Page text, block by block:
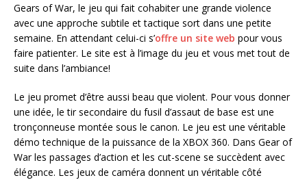
Gears of War, le jeu qui fait cohabiter une grande violence
avec une approche subtile et tactique sort dans une petite
semaine. En attendant celui-ci s’offre un site web pour vous
faire patienter. Le site est à l’image du jeu et vous met tout de
suite dans l’ambiance!
Le jeu promet d’être aussi beau que violent. Pour vous donner
une idée, le tir secondaire du fusil d’assaut de base est une
tronçonneuse montée sous le canon. Le jeu est une véritable
démo technique de la puissance de la XBOX 360. Dans Gear of
War les passages d’action et les cut-scene se succèdent avec
élégance. Les jeux de caméra donnent un véritable côté